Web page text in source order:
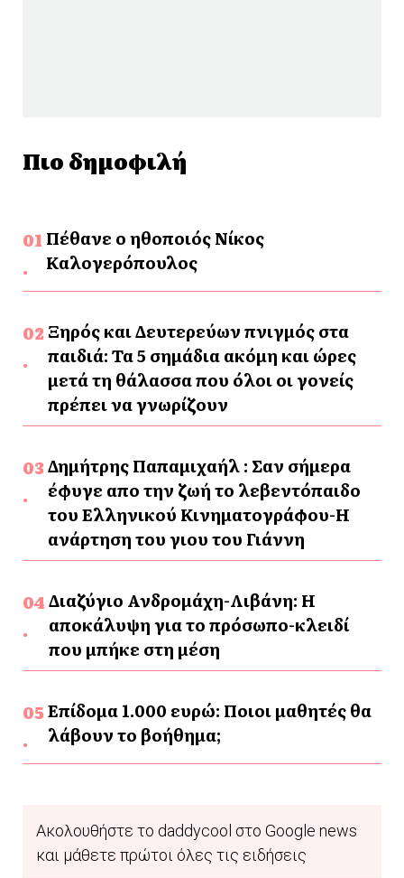
Πιο δημοφιλή
Πέθανε ο ηθοποιός Νίκος
Καλογερόπουλος
Ξηρός και Δευτερεύων πνιγμός στα
παιδιά: Τα 5 σημάδια ακόμη και ώρες
μετά τη θάλασσα που όλοι οι γονείς
πρέπει να γνωρίζουν
Δημήτρης Παπαμιχαήλ : Σαν σήμερα
έφυγε απο την ζωή το λεβεντόπαιδο
του Ελληνικού Κινηματογράφου-Η
ανάρτηση του γιου του Γιάννη
Διαζύγιο Ανδρομάχη-Λιβάνη: Η
αποκάλυψη για το πρόσωπο-κλειδί
που μπήκε στη μέση
Επίδομα 1.000 ευρώ: Ποιοι μαθητές θα
λάβουν το βοήθημα;
Ακολουθήστε το daddycool στο Google news
και μάθετε πρώτοι όλες τις ειδήσεις